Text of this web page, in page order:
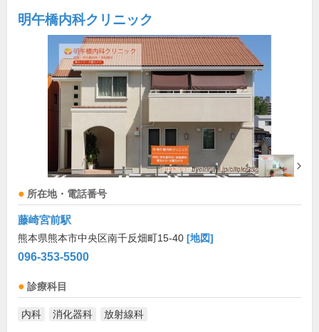
明午橋内科クリニック
所在地・電話番号
藤崎宮前駅
熊本県熊本市中央区南千反畑町15-40 [地図]
096-353-5500
診療科目
内科 消化器科 放射線科